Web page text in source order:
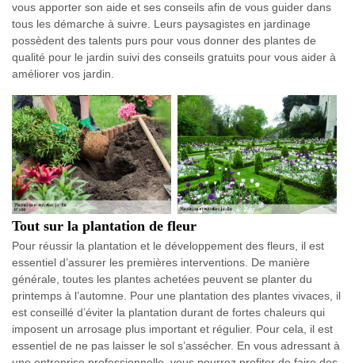
vous apporter son aide et ses conseils afin de vous guider dans
tous les démarche à suivre. Leurs paysagistes en jardinage
possèdent des talents purs pour vous donner des plantes de
qualité pour le jardin suivi des conseils gratuits pour vous aider à
améliorer vos jardin.
Tout sur la plantation de fleur
Pour réussir la plantation et le développement des fleurs, il est
essentiel d’assurer les premières interventions. De manière
générale, toutes les plantes achetées peuvent se planter du
printemps à l’automne. Pour une plantation des plantes vivaces, il
est conseillé d’éviter la plantation durant de fortes chaleurs qui
imposent un arrosage plus important et régulier. Pour cela, il est
essentiel de ne pas laisser le sol s’assécher. En vous adressant à